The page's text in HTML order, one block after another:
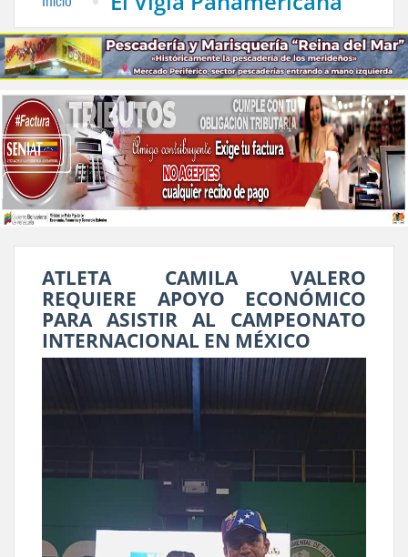
ATLETA CAMILA VALERO
REQUIERE APOYO ECONÓMICO
PARA ASISTIR AL CAMPEONATO
INTERNACIONAL EN MÉXICO